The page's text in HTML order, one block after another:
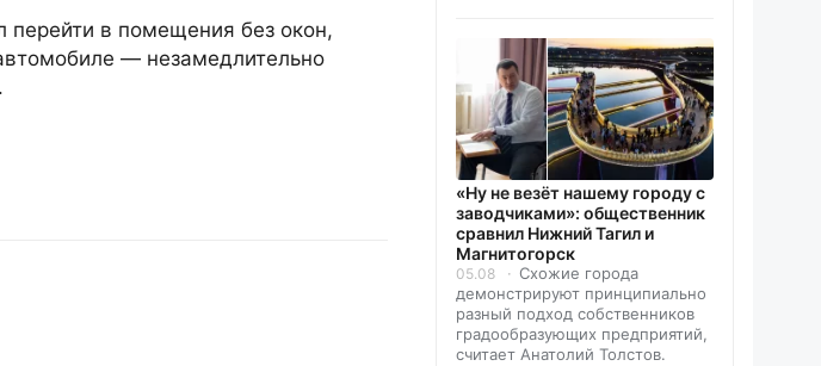
перейти в помещения без окон,
— незамедлительно
«Ну не везёт нашему городу с
заводчиками»: общественник
сравнил Нижний Тагил и
Магнитогорск
05.08
Схожие города
демонстрируют принципиально
разный подход собственников
градообразующих предприятий,
считает Анатолий Толстов.